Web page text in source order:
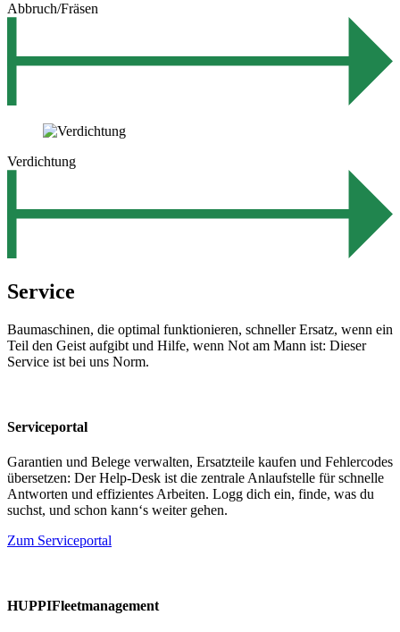
Abbruch/Fräsen
Verdichtung
Service
Baumaschinen, die optimal funktionieren, schneller Ersatz, wenn ein
Teil den Geist aufgibt und Hilfe, wenn Not am Mann ist: Dieser
Service ist bei uns Norm.
Serviceportal
Garantien und Belege verwalten, Ersatzteile kaufen und Fehlercodes
übersetzen: Der Help-Desk ist die zentrale Anlaufstelle für schnelle
Antworten und effizientes Arbeiten. Logg dich ein, finde, was du
suchst, und schon kann‘s weiter gehen.
Zum Serviceportal
HUPPIFleetmanagement